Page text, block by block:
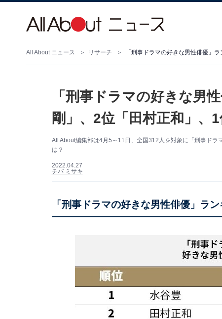
All About ニュース リサーチ 「刑事ドラマの好きな男性俳優」
「刑事ドラマの好きな男
剛」、2位「田村正和」、1
All About編集部は4月5～11日、全国312人を対象に「刑事ド
は？
2022.04.27
チバ ミサキ
「刑事ドラマの好きな男性俳優」ラ